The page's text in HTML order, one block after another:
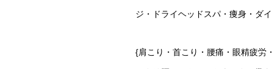
ジ・ドライヘッドスパ・痩身・ダイ
{肩こり・首こり・腰痛・眼精疲労